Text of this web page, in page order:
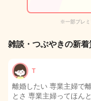
※一部プレミ
雑談・つぶやきの新着
T
離婚したい 専業主婦で
とさ 専業主婦ってほん